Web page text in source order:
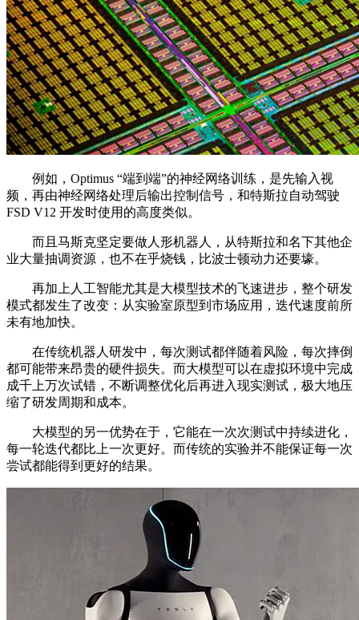
例如，Optimus “端到端”的神经网络训练，是先输入视
频，再由神经网络处理后输出控制信号，和特斯拉自动驾驶
FSD V12 开发时使用的高度类似。
而且马斯克坚定要做人形机器人，从特斯拉和名下其他企
业大量抽调资源，也不在乎烧钱，比波士顿动力还要壕。
再加上人工智能尤其是大模型技术的飞速进步，整个研发
模式都发生了改变：从实验室原型到市场应用，迭代速度前所
未有地加快。
在传统机器人研发中，每次测试都伴随着风险，每次摔倒
都可能带来昂贵的硬件损失。而大模型可以在虚拟环境中完成
成千上万次试错，不断调整优化后再进入现实测试，极大地压
缩了研发周期和成本。
大模型的另一优势在于，它能在一次次测试中持续进化，
每一轮迭代都比上一次更好。而传统的实验并不能保证每一次
尝试都能得到更好的结果。